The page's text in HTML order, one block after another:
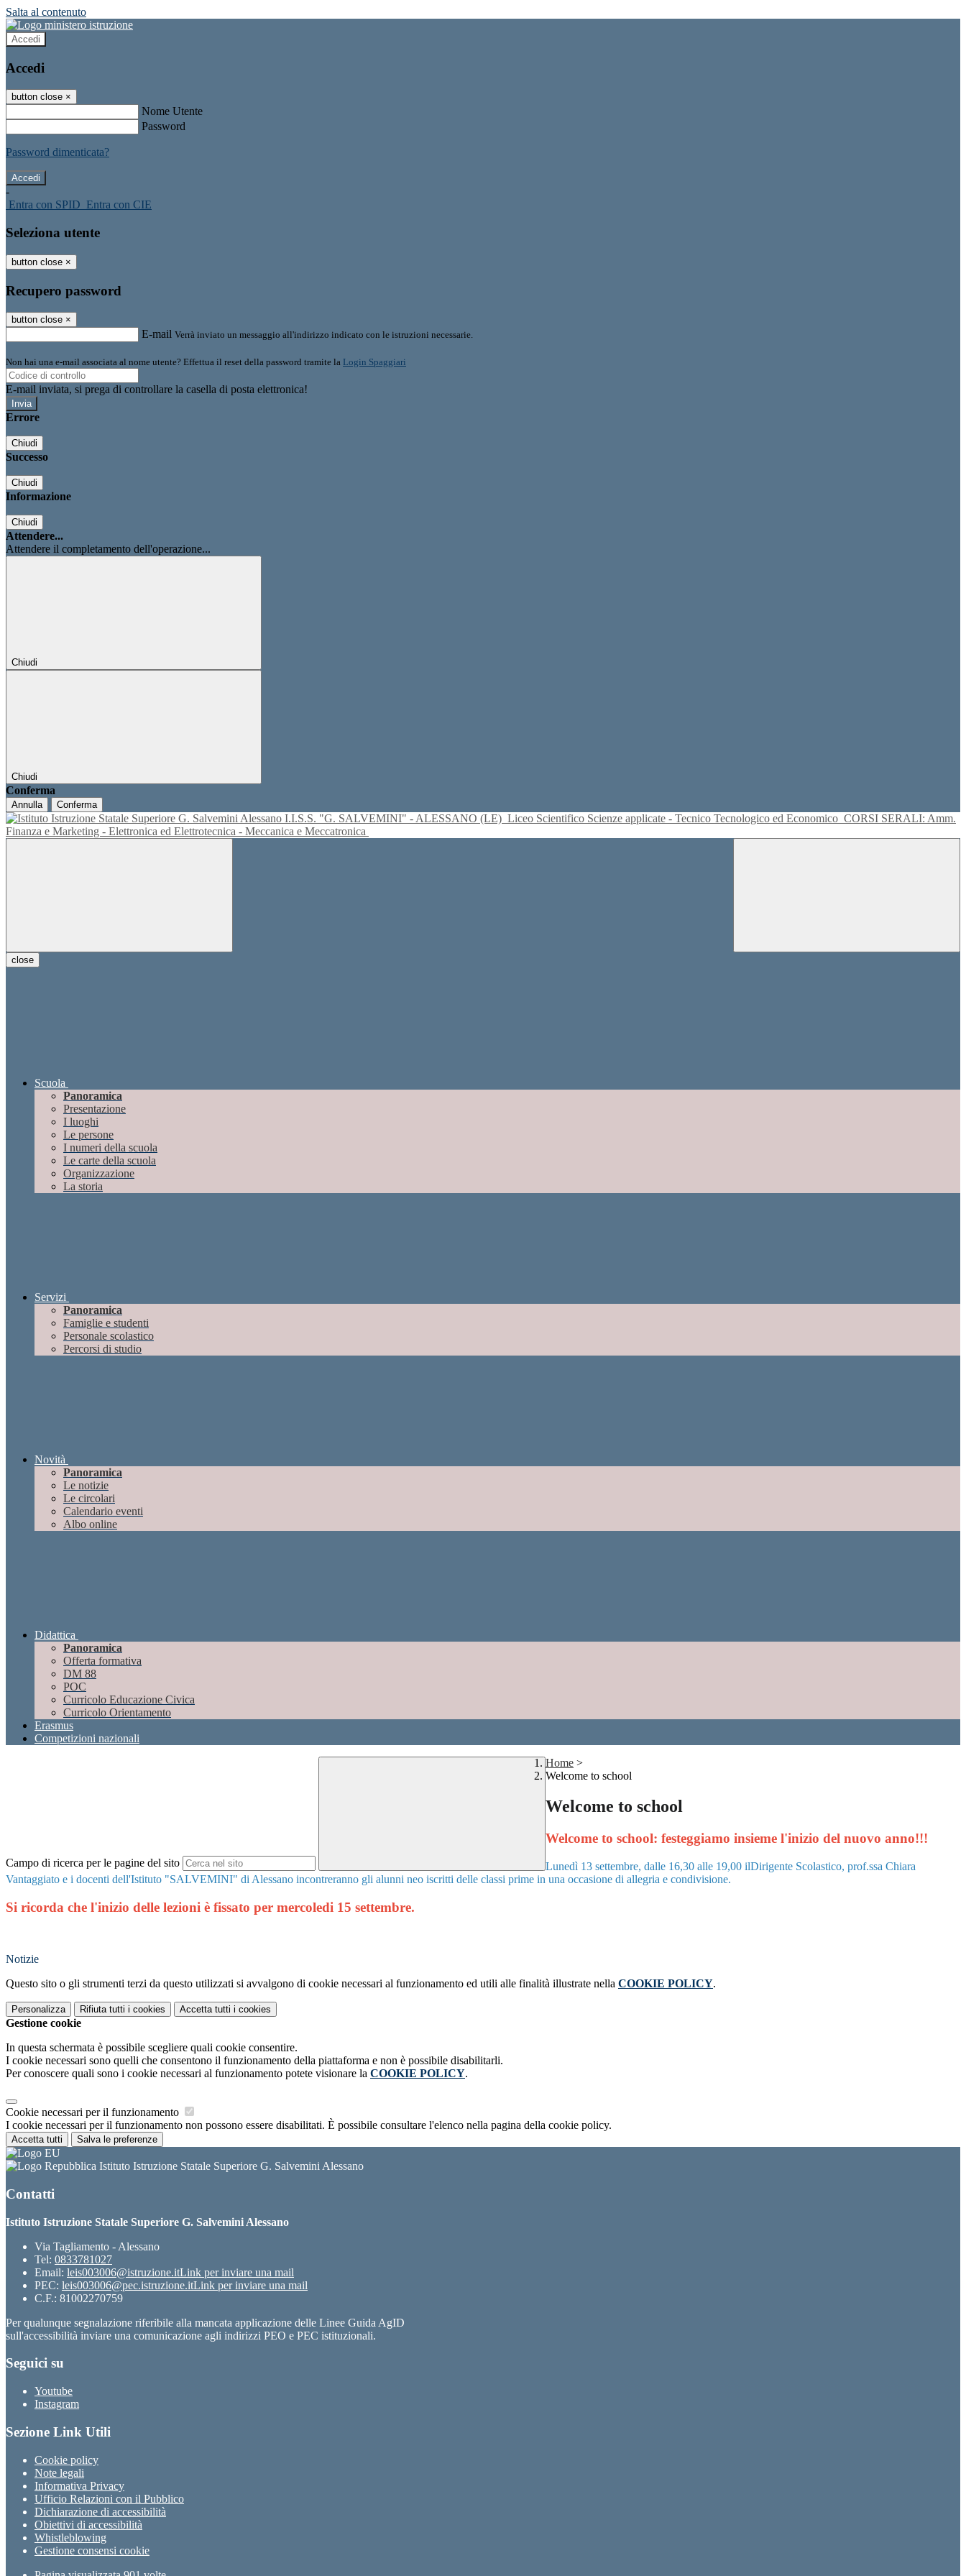
Salta al contenuto
Accedi
Accedi
button close ×
Nome Utente
Password
Password dimenticata?
-
Entra con SPID Entra con CIE
Seleziona utente
button close ×
Recupero password
button close ×
E-mail Verrà inviato un messaggio all'indirizzo indicato con le istruzioni necessarie.
Non hai una e-mail associata al nome utente? Effettua il reset della password tramite la Login Spaggiari
E-mail inviata, si prega di controllare la casella di posta elettronica!
Errore
Chiudi
Successo
Chiudi
Informazione
Chiudi
Attendere...
Attendere il completamento dell'operazione...
Chiudi
Chiudi
Conferma
Annulla Conferma
I.I.S.S. "G. SALVEMINI" - ALESSANO (LE) Liceo Scientifico Scienze applicate - Tecnico Tecnologico ed Economico CORSI SERALI: Amm.
Finanza e Marketing - Elettronica ed Elettrotecnica - Meccanica e Meccatronica
close
Scuola
Panoramica
Presentazione
I luoghi
Le persone
I numeri della scuola
Le carte della scuola
Organizzazione
La storia
Servizi
Panoramica
Famiglie e studenti
Personale scolastico
Percorsi di studio
Novità
Panoramica
Le notizie
Le circolari
Calendario eventi
Albo online
Didattica
Panoramica
Offerta formativa
DM 88
POC
Curricolo Educazione Civica
Curricolo Orientamento
Erasmus
Competizioni nazionali
Campo di ricerca per le pagine del sito
Home >
Welcome to school
Welcome to school
Welcome to school: festeggiamo insieme l'inizio del nuovo anno!!!
Lunedì 13 settembre, dalle 16,30 alle 19,00 ilDirigente Scolastico, prof.ssa Chiara
Vantaggiato e i docenti dell'Istituto "SALVEMINI" di Alessano incontreranno gli alunni neo iscritti delle classi prime in una occasione di allegria e condivisione.
Si ricorda che l'inizio delle lezioni è fissato per mercoledi 15 settembre.
Notizie
Questo sito o gli strumenti terzi da questo utilizzati si avvalgono di cookie necessari al funzionamento ed utili alle finalità illustrate nella COOKIE POLICY.
Personalizza Rifiuta tutti i cookies Accetta tutti i cookies
Gestione cookie
In questa schermata è possibile scegliere quali cookie consentire.
I cookie necessari sono quelli che consentono il funzionamento della piattaforma e non è possibile disabilitarli.
Per conoscere quali sono i cookie necessari al funzionamento potete visionare la COOKIE POLICY.
Cookie necessari per il funzionamento
I cookie necessari per il funzionamento non possono essere disabilitati. È possibile consultare l'elenco nella pagina della cookie policy.
Accetta tutti Salva le preferenze
Istituto Istruzione Statale Superiore G. Salvemini Alessano
Contatti
Istituto Istruzione Statale Superiore G. Salvemini Alessano
Via Tagliamento - Alessano
Tel: 0833781027
Email: leis003006@istruzione.itLink per inviare una mail
PEC: leis003006@pec.istruzione.itLink per inviare una mail
C.F.: 81002270759
Per qualunque segnalazione riferibile alla mancata applicazione delle Linee Guida AgID
sull'accessibilità inviare una comunicazione agli indirizzi PEO e PEC istituzionali.
Seguici su
Youtube
Instagram
Sezione Link Utili
Cookie policy
Note legali
Informativa Privacy
Ufficio Relazioni con il Pubblico
Dichiarazione di accessibilità
Obiettivi di accessibilità
Whistleblowing
Gestione consensi cookie